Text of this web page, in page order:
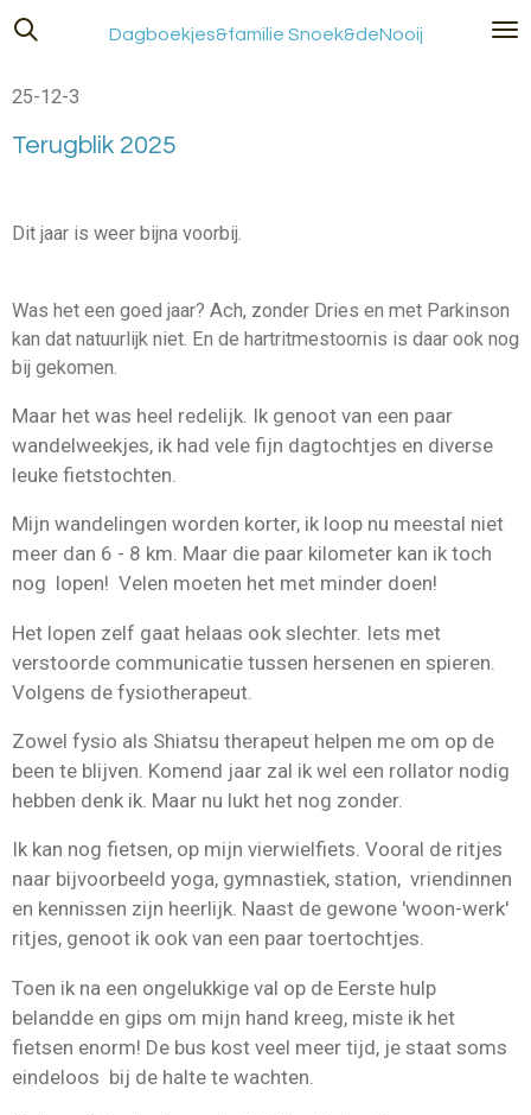
Ga
de
hoofdinhoud
Dagboekjes&familie Snoek&deNooij
25-12-3
Terugblik 2025
Dit jaar is weer bijna voorbij.
Was het een goed jaar? Ach, zonder Dries en met Parkinson
kan dat natuurlijk niet. En de hartritmestoornis is daar ook nog
bij gekomen.
Maar het was heel redelijk. Ik genoot van een paar
wandelweekjes, ik had vele fijn dagtochtjes en diverse
leuke fietstochten.
Mijn wandelingen worden korter, ik loop nu meestal niet
meer dan 6 - 8 km. Maar die paar kilometer kan ik toch
nog lopen! Velen moeten het met minder doen!
Het lopen zelf gaat helaas ook slechter. Iets met
verstoorde communicatie tussen hersenen en spieren.
Volgens de fysiotherapeut.
Zowel fysio als Shiatsu therapeut helpen me om op de
been te blijven. Komend jaar zal ik wel een rollator nodig
hebben denk ik. Maar nu lukt het nog zonder.
Ik kan nog fietsen, op mijn vierwielfiets. Vooral de ritjes
naar bijvoorbeeld yoga, gymnastiek, station, vriendinnen
en kennissen zijn heerlijk. Naast de gewone 'woon-werk'
ritjes, genoot ik ook van een paar toertochtjes.
Toen ik na een ongelukkige val op de Eerste hulp
belandde en gips om mijn hand kreeg, miste ik het
fietsen enorm! De bus kost veel meer tijd, je staat soms
eindeloos bij de halte te wachten.